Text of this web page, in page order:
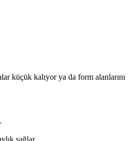
küçük kalıyor ya da form alanlarını
sağlar.